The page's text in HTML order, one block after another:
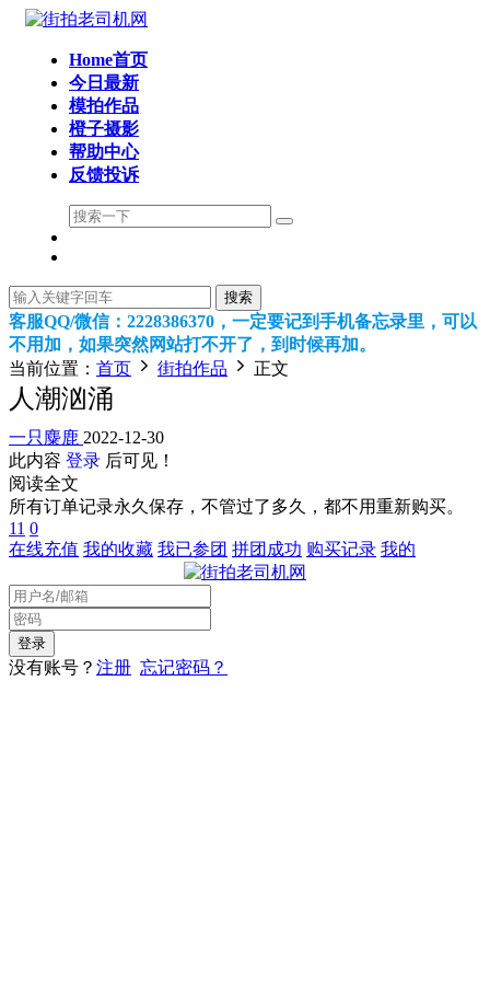
Home首页
今日最新
模拍作品
橙子摄影
帮助中心
反馈投诉
搜索
客服QQ/微信：2228386370，一定要记到手机备忘录里，可以
不用加，如果突然网站打不开了，到时候再加。
当前位置： 首页 街拍作品 正文
人潮汹涌
一只麋鹿 2022-12-30
此内容 登录 后可见！
阅读全文
所有订单记录永久保存，不管过了多久，都不用重新购买。
11 0
在线充值 我的收藏 我已参团 拼团成功 购买记录 我的
没有账号？ 注册 忘记密码？